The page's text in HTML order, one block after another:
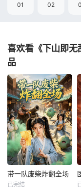
01 02
喜欢看《下山即无
品
带一队废柴炸翻全场
带一队废柴炸翻全场
已完结